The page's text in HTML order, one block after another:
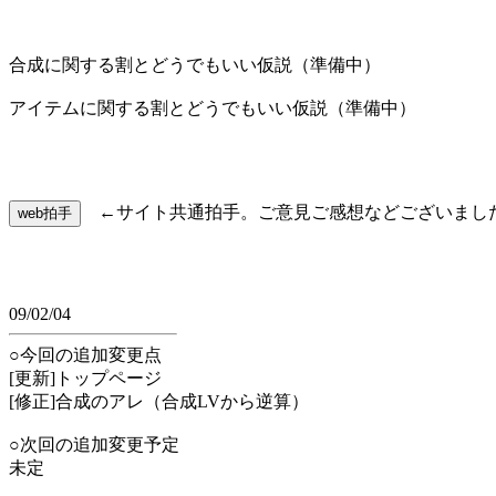
合成に関する割とどうでもいい仮説（準備中）
アイテムに関する割とどうでもいい仮説（準備中）
←サイト共通拍手。ご意見ご感想などございまし
09/02/04
○今回の追加変更点
[更新]トップページ
[修正]合成のアレ（合成LVから逆算）
○次回の追加変更予定
未定